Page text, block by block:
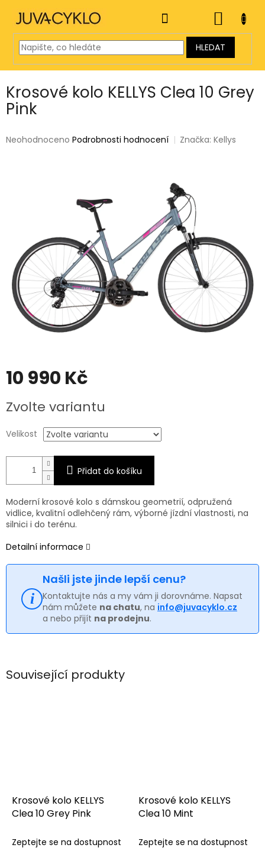
obsah
HLEDAT
KOŠÍK
Krosové kolo KELLYS Clea 10 Grey
Pink
Průměrné
Neohodnoceno Podrobnosti hodnocení Značka:Kellys
10 990 Kč
cena:
Zvolte variantu
Velikost
Přidat do košíku
Moderní krosové kolo s dámskou geometrií, odpružená
vidlice, kvalitní odlehčený rám, výborné jízdní vlastnosti, na
silnici i do terénu.
Detailní informace
Našli jste jinde lepší cenu?
Kontaktujte nás a my vám ji dorovnáme. Napsat
nám můžete na chatu, na info@juvacyklo.cz
a nebo přijít na prodejnu.
Související produkty
Krosové kolo KELLYS
Clea 10 Grey Pink
Zeptejte se na dostupnost
Krosové kolo KELLYS
Clea 10 Mint
Zeptejte se na dostupnost